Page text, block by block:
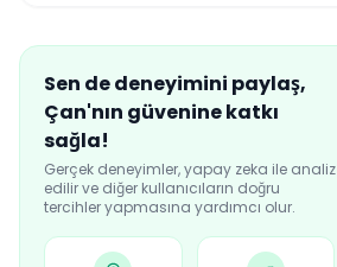
Sen de deneyimini paylaş,
Çan'nın güvenine katkı
sağla!
Gerçek deneyimler, yapay zeka ile analiz
edilir ve diğer kullanıcıların doğru
tercihler yapmasına yardımcı olur.